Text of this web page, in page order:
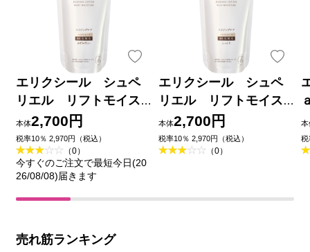
エリクシール シュペ
リエル リフトモイス
ト ローション みず
みずしいタイプ ｂ
ａ （つめかえ用） １
５０ｍｌ 資生堂 (医薬部
本体2,700円
税率10％ 2,970円（税込）
（0）
今すぐのご注文で最短今日(20
26/08/08)届きます
エリクシール シュペ
リエル リフトモイス
ト ローション しっ
とりタイプ ｂａ
（つめかえ用） １５０
本体2,700円
税率10％ 2,970円（税込）
（0）
本
税
売れ筋ランキング